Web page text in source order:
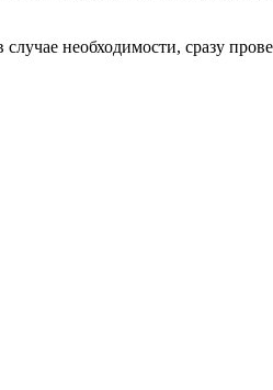
случае необходимости, сразу